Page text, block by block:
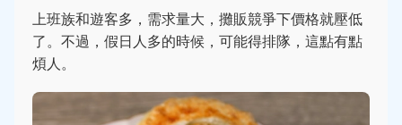
上班族和遊客多，需求量大，攤販競爭下價格就壓低
了。不過，假日人多的時候，可能得排隊，這點有點
煩人。